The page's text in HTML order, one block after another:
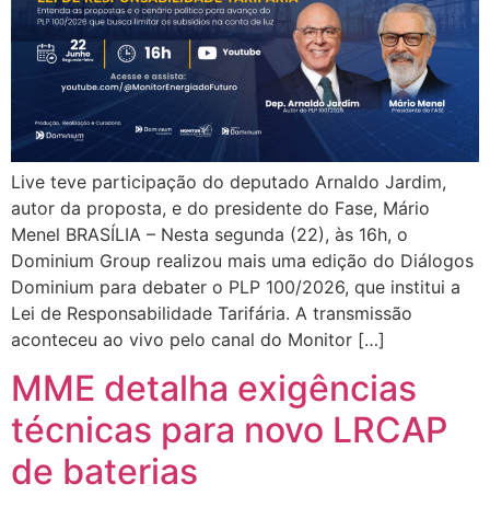
Live teve participação do deputado Arnaldo Jardim,
autor da proposta, e do presidente do Fase, Mário
Menel BRASÍLIA – Nesta segunda (22), às 16h, o
Dominium Group realizou mais uma edição do Diálogos
Dominium para debater o PLP 100/2026, que institui a
Lei de Responsabilidade Tarifária. A transmissão
aconteceu ao vivo pelo canal do Monitor […]
MME detalha exigências
técnicas para novo LRCAP
de baterias